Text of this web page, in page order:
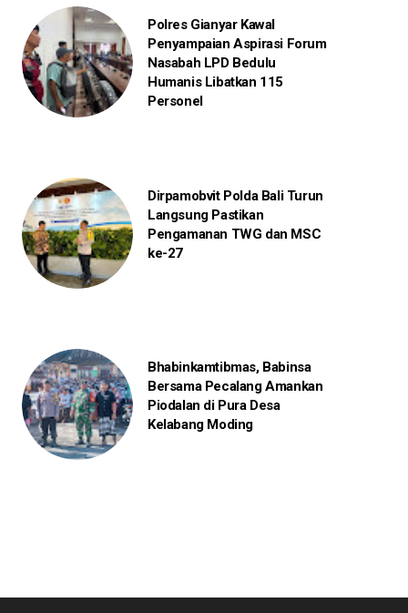
Polres Gianyar Kawal
Penyampaian Aspirasi Forum
Nasabah LPD Bedulu
Humanis Libatkan 115
Personel
Dirpamobvit Polda Bali Turun
Langsung Pastikan
Pengamanan TWG dan MSC
ke-27
Bhabinkamtibmas, Babinsa
Bersama Pecalang Amankan
Piodalan di Pura Desa
Kelabang Moding